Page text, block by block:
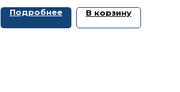
Подробнее В корзину